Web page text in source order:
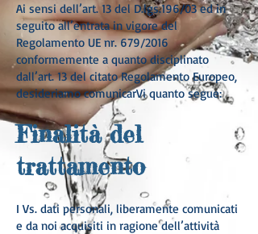
Ai sensi dell’art. 13 del D.lgs.196/03 ed in
seguito all’entrata in vigore del
Regolamento UE nr. 679/2016
conformemente a quanto disciplinato
dall’art. 13 del citato Regolamento Europeo,
desideriamo comunicarVi quanto segue:
Finalità del
trattamento
I Vs. dati personali, liberamente comunicati
e da noi acquisiti in ragione dell’attività